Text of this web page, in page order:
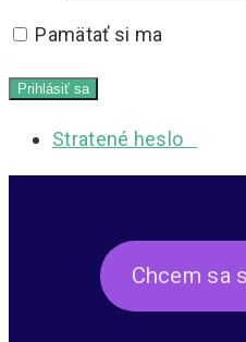
Pamätať si ma
Stratené heslo
Chcem sa